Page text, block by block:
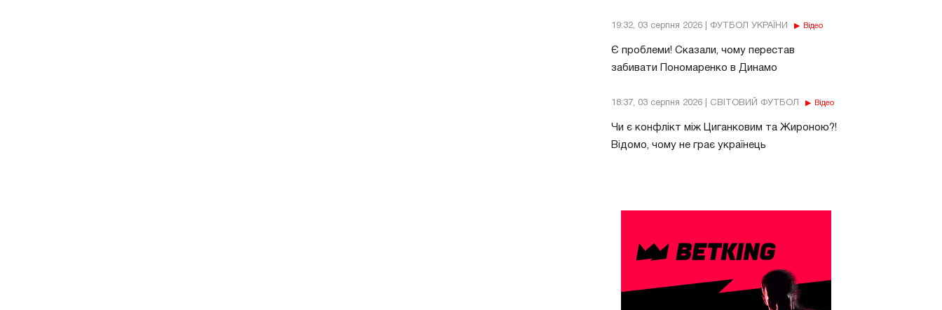
19:32, 03 серпня 2026 | ФУТБОЛ УКРАЇНИ Відео
Є проблеми! Сказали, чому перестав
забивати Пономаренко в Динамо
18:37, 03 серпня 2026 | СВІТОВИЙ ФУТБОЛ Відео
Чи є конфлікт між Циганковим та Жироною?!
Відомо, чому не грає українець